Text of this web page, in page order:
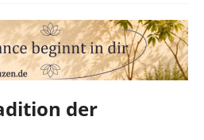
der